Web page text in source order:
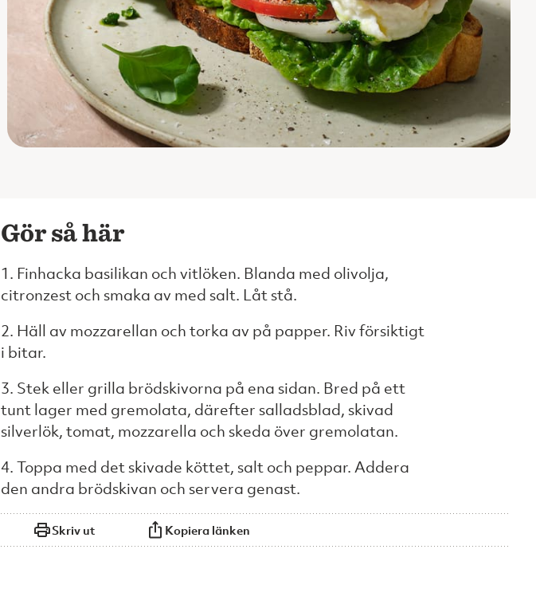
Gör så här
1. Finhacka basilikan och vitlöken. Blanda med olivolja,
citronzest och smaka av med salt. Låt stå.
2. Häll av mozzarellan och torka av på papper. Riv försiktigt
i bitar.
3. Stek eller grilla brödskivorna på ena sidan. Bred på ett
tunt lager med gremolata, därefter salladsblad, skivad
silverlök, tomat, mozzarella och skeda över gremolatan.
4. Toppa med det skivade köttet, salt och peppar. Addera
den andra brödskivan och servera genast.
Skriv ut Kopiera länken